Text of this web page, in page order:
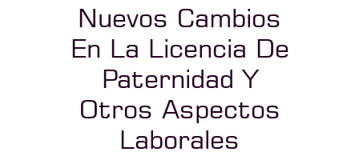
Nuevos Cambios
En La Licencia De
Paternidad Y
Otros Aspectos
Laborales